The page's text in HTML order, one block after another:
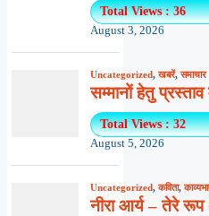
Total Views : 36
August 3, 2026
Uncategorized,खबरें,समाचार
सम्मानों हेतु प्रस्ताव
Total Views : 32
August 5, 2026
Uncategorized,कविता,
नीरा आर्य – तेरे